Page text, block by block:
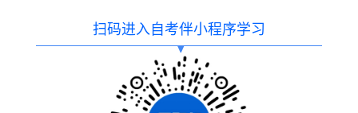
扫码进入自考伴小程序学习